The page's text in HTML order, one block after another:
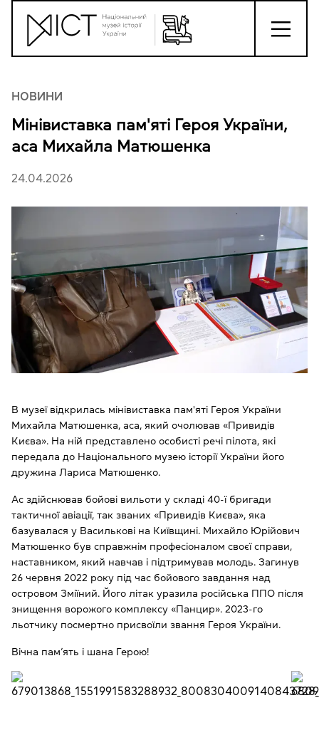
НОВИНИ
Мінівиставка пам'яті Героя України,
аса Михайла Матюшенка
24.04.2026
В музеї відкрилась мінівиставка пам'яті Героя України
Михайла Матюшенка, аса, який очолював «Привидів
Києва». На ній представлено особисті речі пілота, які
передала до Національного музею історії України його
дружина Лариса Матюшенко.
Ас здійснював бойові вильоти у складі 40-ї бригади
тактичної авіації, так званих «Привидів Києва», яка
базувалася у Василькові на Київщині. Михайло Юрійович
Матюшенко був справжнім професіоналом своєї справи,
наставником, який навчав і підтримував молодь. Загинув
26 червня 2022 року під час бойового завдання над
островом Зміїний. Його літак уразила російська ППО після
знищення ворожого комплексу «Панцир». 2023-го
льотчику посмертно присвоїли звання Героя України.
Вічна пам’ять і шана Герою!